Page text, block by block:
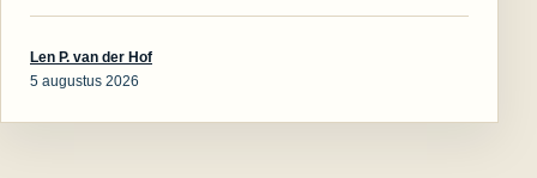
Len P. van der Hof
5 augustus 2026